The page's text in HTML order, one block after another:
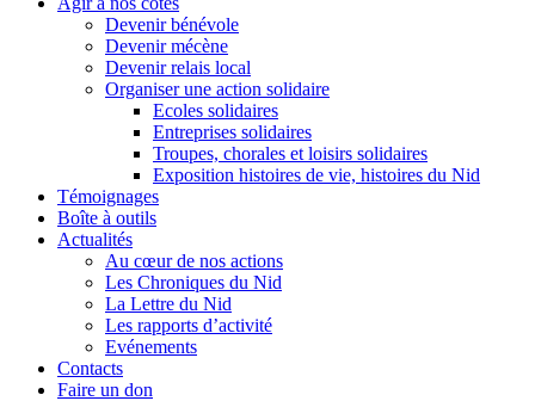
Devenir bénévole
Devenir mécène
Devenir relais local
Organiser une action solidaire
Ecoles solidaires
Entreprises solidaires
Troupes, chorales et loisirs solidaires
Exposition histoires de vie, histoires du Nid
Témoignages
Boîte à outils
Actualités
Au cœur de nos actions
Les Chroniques du Nid
La Lettre du Nid
Les rapports d’activité
Evénements
Contacts
Faire un don